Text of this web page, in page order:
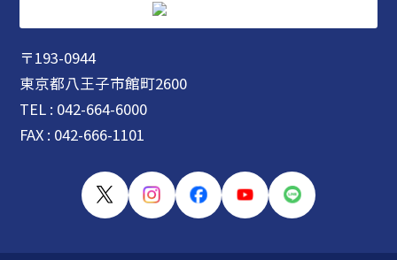
〒193-0944
東京都八王子市館町2600
TEL : 042-664-6000
FAX : 042-666-1101